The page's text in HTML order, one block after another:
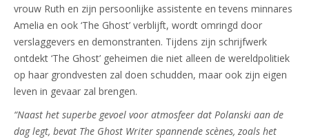
vrouw Ruth en zijn persoonlijke assistente en tevens minnares
Amelia en ook ‘The Ghost’ verblijft, wordt omringd door
verslaggevers en demonstranten. Tijdens zijn schrijfwerk
ontdekt ‘The Ghost’ geheimen die niet alleen de wereldpolitiek
op haar grondvesten zal doen schudden, maar ook zijn eigen
leven in gevaar zal brengen.
“Naast het superbe gevoel voor atmosfeer dat Polanski aan de
dag legt, bevat The Ghost Writer spannende scènes, zoals het